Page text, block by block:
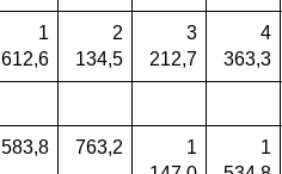
1
612,6
2
134,5
3
212,7
4
363,3
583,8 763,2
1
1